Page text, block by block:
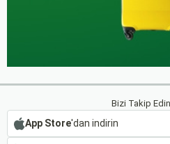
Bizi Takip
App Store'dan indirin